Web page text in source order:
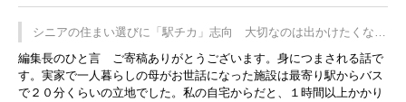
プレミアムヨーグルトを販売するにあたり、社内に懸念もあったそう
です。永井社長は、駐車場に都内ナンバーの高級外車が停まっている
ことに目をつけ、高級商品でも売れると確信したそうです。今回の記
事を懐かしく読みました。
シニアの住まい選びに「駅チカ」志向 大切なのは出かけたくなる
暮らし
編集長のひと言 ご寄稿ありがとうございます。身につまされる話で
す。実家で一人暮らしの母がお世話になった施設は最寄り駅からバス
で２０分くらいの立地でした。私の自宅からだと、１時間以上かかり